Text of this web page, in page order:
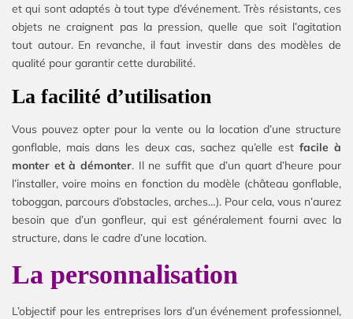
et qui sont adaptés à tout type d’événement. Très résistants, ces
objets ne craignent pas la pression, quelle que soit l’agitation
tout autour. En revanche, il faut investir dans des modèles de
qualité pour garantir cette durabilité.
La facilité d’utilisation
Vous pouvez opter pour la vente ou la location d’une structure
gonflable, mais dans les deux cas, sachez qu’elle est facile à
monter et à démonter. Il ne suffit que d’un quart d’heure pour
l’installer, voire moins en fonction du modèle (château gonflable,
toboggan, parcours d’obstacles, arches…). Pour cela, vous n’aurez
besoin que d’un gonfleur, qui est généralement fourni avec la
structure, dans le cadre d’une location.
La personnalisation
L’objectif pour les entreprises lors d’un événement professionnel,